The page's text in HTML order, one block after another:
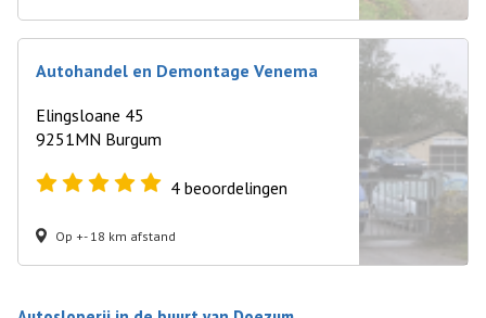
Autohandel en Demontage Venema
Elingsloane 45
9251MN Burgum
4 beoordelingen
Op +- 18 km afstand